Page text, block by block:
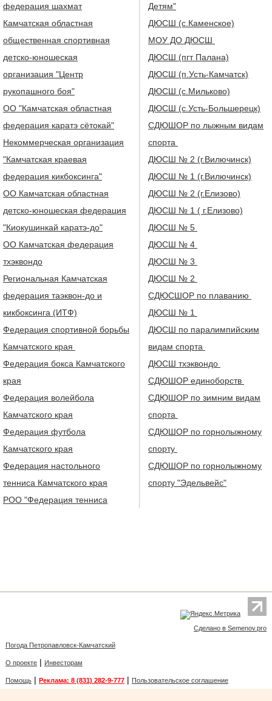
федерация шахмат
Камчатская областная
общественная спортивная
детско-юношеская
организация "Центр
рукопашного боя"
ОО "Камчатская областная
федерация каратэ сётокай"
Некоммерческая организация
"Камчатская краевая
федерация кикбоксинга"
ОО Камчатская областная
детско-юношеская федерация
"Киокушинкай каратэ-до"
ОО Камчатская федерация
тхэквондо
Региональная Камчатская
федерация таэквон-до и
кикбоксинга (ИТФ)
Федерация спортивной борьбы
Камчатского края
Федерация бокса Камчатского
края
Федерация волейбола
Камчатского края
Федерация футбола
Камчатского края
Федерация настольного
тенниса Камчатского края
РОО "Федерация тенниса
Детям"
ДЮСШ (с.Каменское)
МОУ ДО ДЮСШ
ДЮСШ (пгт Палана)
ДЮСШ (п.Усть-Камчатск)
ДЮСШ (с.Мильково)
ДЮСШ (с.Усть-Большерецк)
СДЮШОР по лыжным видам
спорта
ДЮСШ № 2 (г.Вилючинск)
ДЮСШ № 1 (г.Вилючинск)
ДЮСШ № 2 (г.Елизово)
ДЮСШ № 1 ( г.Елизово)
ДЮСШ № 5
ДЮСШ № 4
ДЮСШ № 3
ДЮСШ № 2
СДЮСШОР по плаванию
ДЮСШ № 1
ДЮСШ по паралимпийским
видам спорта
ДЮСШ тхэквондо
СДЮШОР единоборств
СДЮШОР по зимним видам
спорта
СДЮШОР по горнолыжному
спорту
СДЮШОР по горнолыжному
спорту "Эдельвейс"
Сделано в Semenov.pro
Погода Петропавловск-Камчатский
О проекте| Инвесторам
Помощь| Реклама: 8 (831) 282-9-777| Пользовательское соглашение